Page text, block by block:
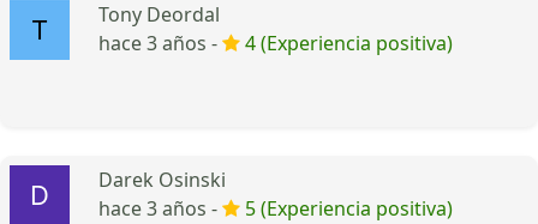
Tony Deordal
hace 3 años -
4 (Experiencia positiva)
Darek Osinski
hace 3 años -
5 (Experiencia positiva)